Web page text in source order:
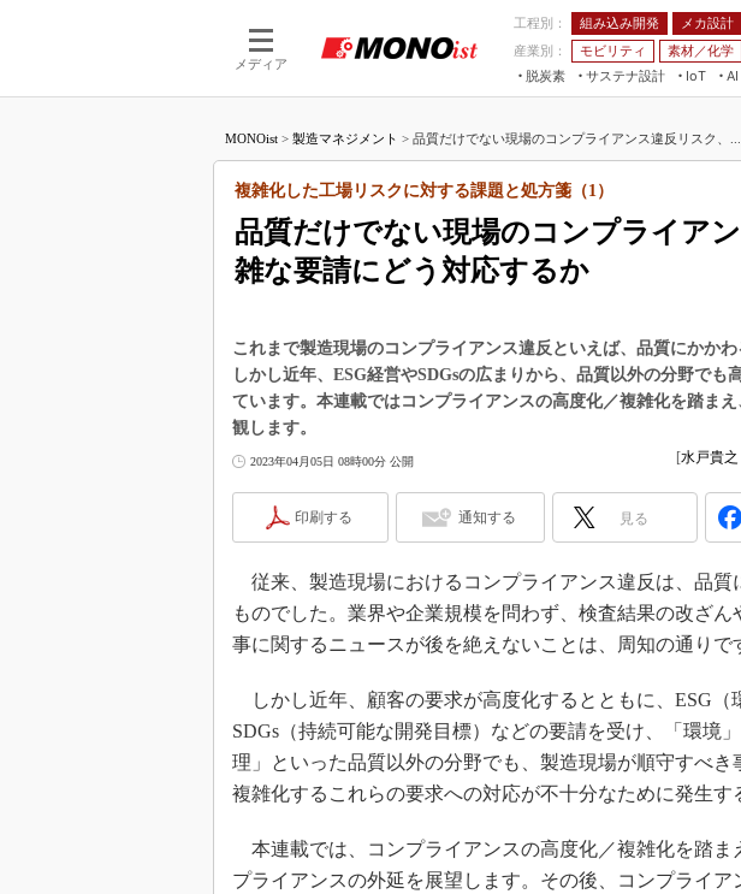
メディア
工程別： 組み込み開発 メカ設計
産業別：
モビリティ 素材／化学
脱炭素
サステナ設計
IoT
つながる工場
つながるサービス
AI
AI×設備保全
Physical AI
JIMTOF
IIFES
TECHNO-
人テク展
スマート工場
EdgeTech+
日本ものづく
つな
組
無
3D
デ
S＆
イ
イ
製
メイ
植物
知
海
MONOist > 製造マネジメント > 品質だけでない現場のコンプライアンス違反リスク、...
品質だけでない現場のコンプライア
雑な要請にどう対応するか
複雑化した工場リスクに対する課題と処方箋（1）
これまで製造現場のコンプライアンス違反といえば、品質にかかわ
しかし近年、ESG経営やSDGsの広まりから、品質以外の分野でも
ています。本連載ではコンプライアンスの高度化／複雑化を踏ま
観します。
2023年04月05日 08時00分 公開 [水戸貴之
印刷する 通知する 見る
従来、製造現場におけるコンプライアンス違反は、品質
ものでした。業界や企業規模を問わず、検査結果の改ざ
事に関するニュースが後を絶えないことは、周知の通りで
しかし近年、顧客の要求が高度化するとともに、ESG（
SDGs（持続可能な開発目標）などの要請を受け、「環境
理」といった品質以外の分野でも、製造現場が順守すべき
複雑化するこれらの要求への対応が不十分なために発生す
本連載では、コンプライアンスの高度化／複雑化を踏ま
プライアンスの外延を展望します。その後、コンプライ